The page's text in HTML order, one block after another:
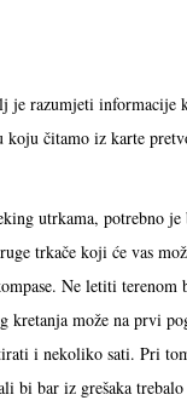
je razumjeti informacije
čitamo iz karte
utrkama, potrebno
trkače koji će vas
Ne letiti
kretanja može na prvi
i nekoliko sati. Pri
bi bar iz grešaka